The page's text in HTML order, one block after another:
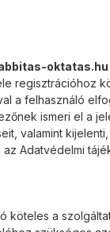
oktatas.hu
regisztrációhoz
a felhasználó
ismeri el a
valamint
Adatvédelmi
köteles a